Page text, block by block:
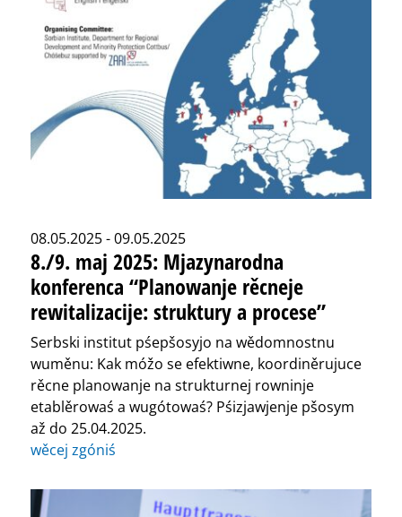
08.05.2025 - 09.05.2025
8./9. maj 2025: Mjazynarodna
konferenca “Planowanje rěcneje
rewitalizacije: struktury a procese”
Serbski institut pśepšosyjo na wědomnostnu
wuměnu: Kak móžo se efektiwne, koordiněrujuce
rěcne planowanje na strukturnej rowninje
etablěrowaś a wugótowaś? Pśizjawjenje pšosym
až do 25.04.2025.
wěcej zgóniś